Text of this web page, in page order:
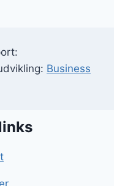
Business